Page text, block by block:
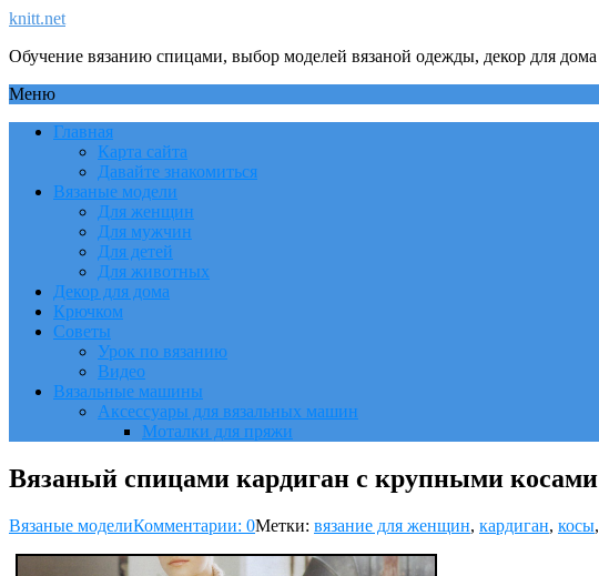
knitt.net
Обучение вязанию спицами, выбор моделей вязаной одежды, декор для дома
Меню
Главная
Карта сайта
Давайте знакомиться
Вязаные модели
Для женщин
Для мужчин
Для детей
Для животных
Декор для дома
Крючком
Советы
Урок по вязанию
Видео
Вязальные машины
Аксессуары для вязальных машин
Моталки для пряжи
Вязаный спицами кардиган с крупными косами
Вязаные моделиКомментарии: 0Метки: вязание для женщин, кардиган, косы,